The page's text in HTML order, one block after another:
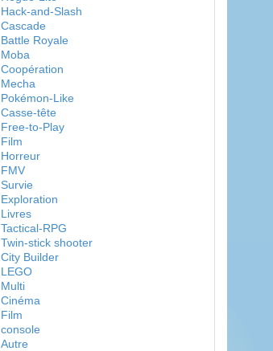
Hack-and-Slash
Cascade
Battle Royale
Moba
Coopération
Mecha
Pokémon-Like
Casse-tête
Free-to-Play
Film
Horreur
FMV
Survie
Exploration
Livres
Tactical-RPG
Twin-stick shooter
City Builder
LEGO
Multi
Cinéma
Film
console
Autre